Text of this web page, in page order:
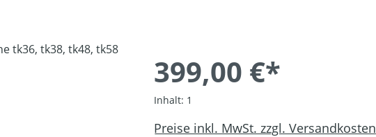
399,00 €*
Inhalt: 1
Preise inkl. MwSt. zzgl. Versandkosten